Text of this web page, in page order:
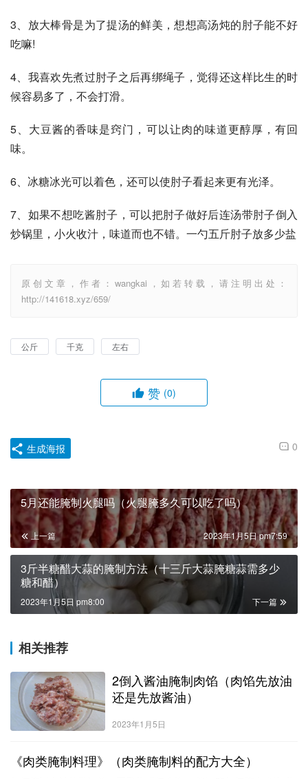
3、放大棒骨是为了提汤的鲜美，想想高汤炖的肘子能不好
吃嘛!
4、我喜欢先煮过肘子之后再绑绳子，觉得还这样比生的时
候容易多了，不会打滑。
5、大豆酱的香味是窍门，可以让肉的味道更醇厚，有回
味。
6、冰糖冰光可以着色，还可以使肘子看起来更有光泽。
7、如果不想吃酱肘子，可以把肘子做好后连汤带肘子倒入
炒锅里，小火收汁，味道而也不错。一勺五斤肘子放多少盐
原创文章，作者：wangkai，如若转载，请注明出处：
http://141618.xyz/659/
公斤 千克 左右
赞 (0)
0
生成海报
5月还能腌制火腿吗（火腿腌多久可以吃了吗）
上一篇 2023年1月5日 pm7:59
3斤半糖醋大蒜的腌制方法（十三斤大蒜腌糖蒜需多少
糖和醋）
下一篇
2023年1月5日 pm8:00
相关推荐
2倒入酱油腌制肉馅（肉馅先放油
还是先放酱油）
2023年1月5日
《肉类腌制料理》（肉类腌制料的配方大全）